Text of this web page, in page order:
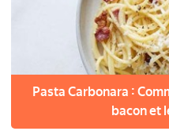
Pasta Carbonara :
bacon et